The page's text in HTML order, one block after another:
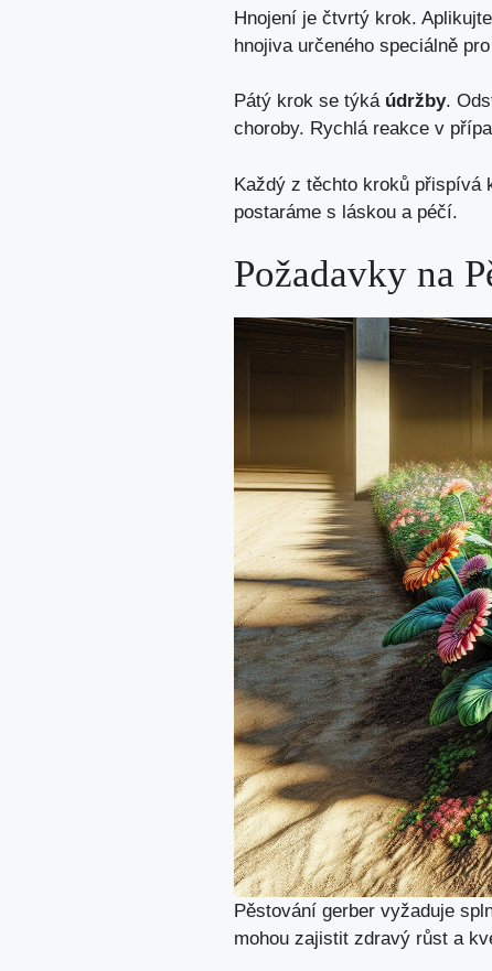
Hnojení je čtvrtý krok.
hnojiva určeného speciálně
Pátý krok se týká údržby.
choroby. Rychlá reakce v
Každý z těchto kroků přispívá
postaráme s láskou a péčí.
Požadavky na
Pěstování gerber vyžaduje
mohou zajistit zdravý růst a